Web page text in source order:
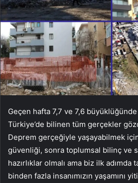
Geçen hafta 7,7 ve 7,6
Türkiye’de bilinen tüm gerçekler
Deprem gerçeğiyle yaşayabilmek
güvenliği, sonra toplumsal bilinç ve
hazırlıklar olmalı ama biz ilk adımda
binden fazla insanımızın yaşamını